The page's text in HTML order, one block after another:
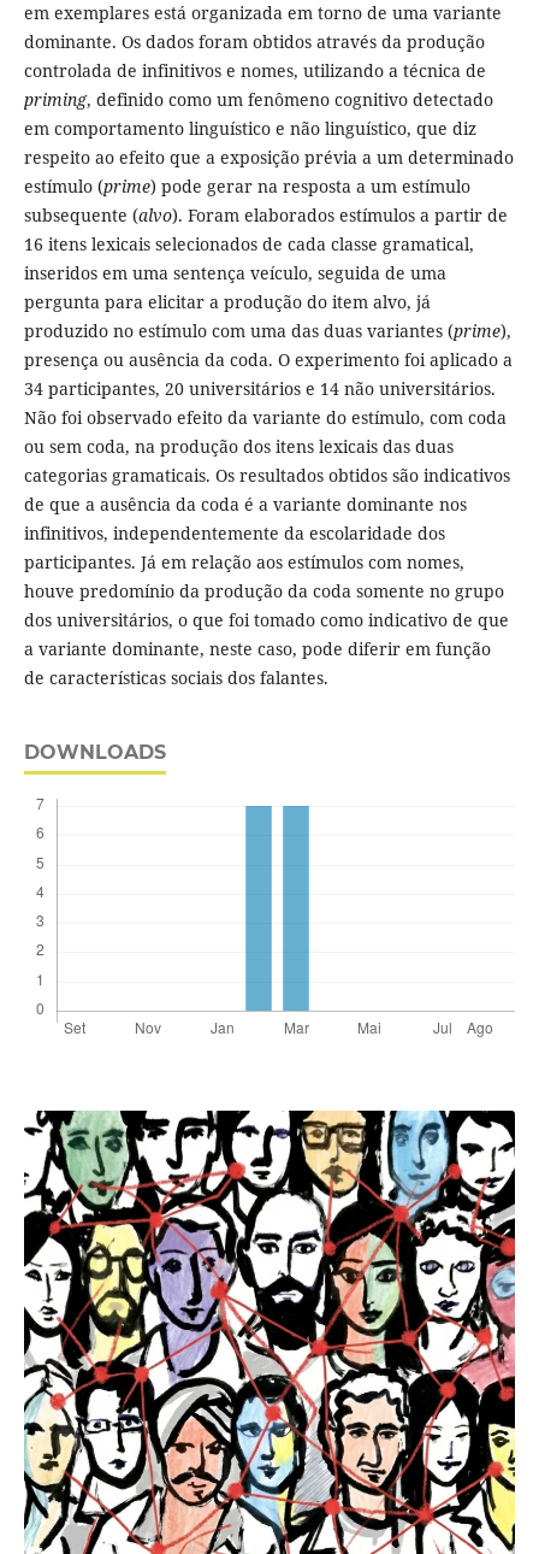
em exemplares está organizada em torno de uma variante
dominante. Os dados foram obtidos através da produção
controlada de infinitivos e nomes, utilizando a técnica de
priming, definido como um fenômeno cognitivo detectado
em comportamento linguístico e não linguístico, que diz
respeito ao efeito que a exposição prévia a um determinado
estímulo (prime) pode gerar na resposta a um estímulo
subsequente (alvo). Foram elaborados estímulos a partir de
16 itens lexicais selecionados de cada classe gramatical,
inseridos em uma sentença veículo, seguida de uma
pergunta para elicitar a produção do item alvo, já
produzido no estímulo com uma das duas variantes (prime),
presença ou ausência da coda. O experimento foi aplicado a
34 participantes, 20 universitários e 14 não universitários.
Não foi observado efeito da variante do estímulo, com coda
ou sem coda, na produção dos itens lexicais das duas
categorias gramaticais. Os resultados obtidos são indicativos
de que a ausência da coda é a variante dominante nos
infinitivos, independentemente da escolaridade dos
participantes. Já em relação aos estímulos com nomes,
houve predomínio da produção da coda somente no grupo
dos universitários, o que foi tomado como indicativo de que
a variante dominante, neste caso, pode diferir em função
de características sociais dos falantes.
DOWNLOADS